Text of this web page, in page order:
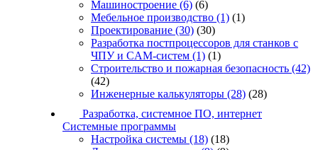
Машиностроение (6) (6)
Мебельное производство (1) (1)
Проектирование (30) (30)
Разработка постпроцессоров для станков с
ЧПУ и CAM-систем (1) (1)
Строительство и пожарная безопасность (42)
(42)
Инженерные калькуляторы (28) (28)
Разработка, системное ПО, интернет
Системные программы
Настройка системы (18) (18)